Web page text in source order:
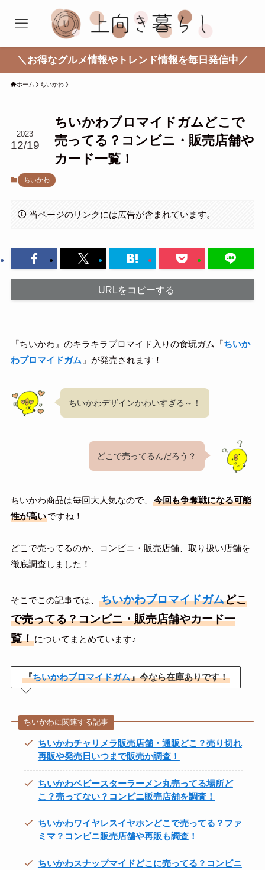
＼お得なグルメ情報やトレンド情報を毎日発信中／
ホーム ちいかわ
ちいかわブロマイドガムどこで
売ってる？コンビニ・販売店舗や
カード一覧！
2023
12/19
ちいかわ
当ページのリンクには広告が含まれています。
URLをコピーする
『ちいかわ』のキラキラブロマイド入りの食玩ガム『ちいか
わブロマイドガム 』が発売されます！
ちいかわデザインかわいすぎる～！
どこで売ってるんだろう？
ちいかわ商品は毎回大人気なので、
今回も争奪戦になる可能
性が高いですね！
どこで売ってるのか、コンビニ・販売店舗、取り扱い店舗を
徹底調査しました！
そこでこの記事では、 ちいかわブロマイドガムどこ
で売ってる？コンビニ・販売店舗やカード一
覧！についてまとめています♪
『ちいかわブロマイドガム』今なら在庫ありです！
ちいかわに関連する記事
ちいかわチャリメラ販売店舗・通販どこ？売り切れ
再販や発売日いつまで販売か調査！
ちいかわベビースターラーメン丸売ってる場所ど
こ？売ってない？コンビニ販売店舗を調査！
ちいかわワイヤレスイヤホンどこで売ってる？ファ
ミマ？コンビニ販売店舗や再販も調査！
ちいかわスナップマイドどこに売ってる？コンビニ